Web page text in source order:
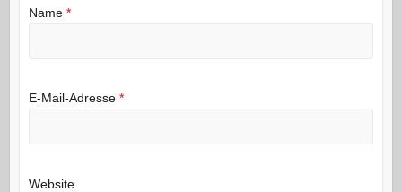
Name *
E-Mail-Adresse *
Website